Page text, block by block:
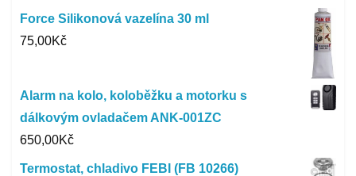
Force Silikonová vazelína 30 ml
75,00Kč
Alarm na kolo, koloběžku a motorku s
dálkovým ovladačem ANK-001ZC
650,00Kč
Termostat, chladivo FEBI (FB 10266)